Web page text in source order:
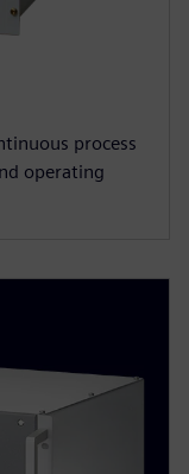
process
operating